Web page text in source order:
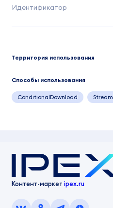
Территория использования
Способы использования
ConditionalDownload Stream
Контент-маркет ipex.ru